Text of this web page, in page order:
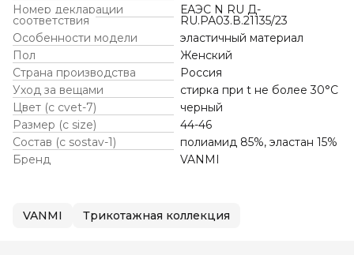
Номер декларации
соответствия
ЕАЭС N RU Д-
RU.РА03.В.21135/23
Особенности модели
эластичный материал
Пол
Женский
Страна производства
Россия
Уход за вещами
стирка при t не более 30°C
Цвет (c cvet-7)
черный
Размер (c size)
44-46
Состав (c sostav-1)
полиамид 85%, эластан 15%
Бренд
VANMI
VANMI Трикотажная коллекция